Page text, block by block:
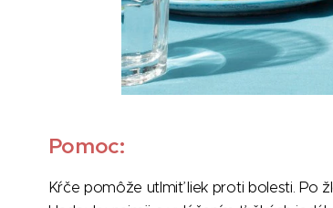
Pomoc:
Kŕče pomôže utlmiť liek proti bolesti. Po